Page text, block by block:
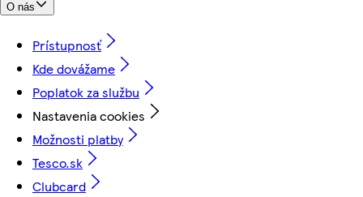
O nás
Prístupnosť
Kde dovážame
Poplatok za službu
Nastavenia cookies
Možnosti platby
Tesco.sk
Clubcard